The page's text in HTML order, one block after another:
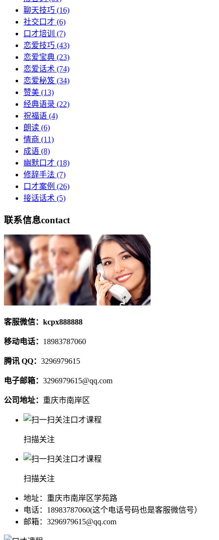
聊天技巧 (16)
社交口才 (6)
口才培训
(7)
恋爱技巧 (43)
恋爱宝典 (23)
恋爱话术 (74)
恋爱秘笈 (34)
赞美 (13)
经典语录 (22)
祝福语 (4)
朗读 (6)
情商 (11)
成语 (8)
幽默口才 (18)
修辞手法 (7)
口才案例 (26)
接话话术 (5)
联系信息contact
客服微信：kcpx888888
移动电话： 18983787060
腾讯 QQ： 3296979615
电子邮箱： 3296979615@qq.com
公司地址： 重庆市南岸区
扫描关注
扫描关注
地址：重庆市南岸区学苑路
电话：18983787060(这个电话号码也是客服微信号）
邮箱：3296979615@qq.com